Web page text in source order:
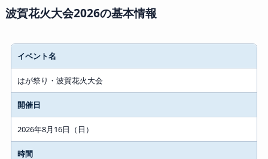
波賀花火大会2026の基本情報
イベント名
はが祭り・波賀花火大会
開催日
2026年8月16日（日）
時間